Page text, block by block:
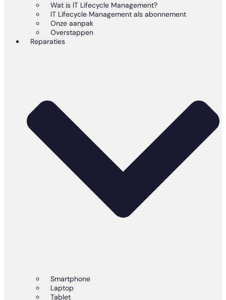
Wat is IT Lifecycle Management?
IT Lifecycle Management als abonnement
Onze aanpak
Overstappen
Reparaties
Smartphone
Laptop
Tablet